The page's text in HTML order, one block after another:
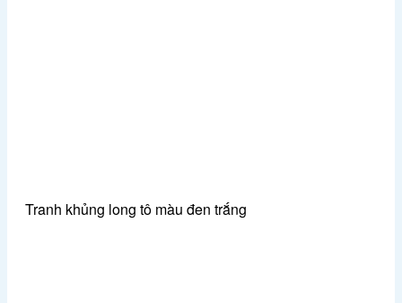
Tranh khủng long tô màu đen trắng